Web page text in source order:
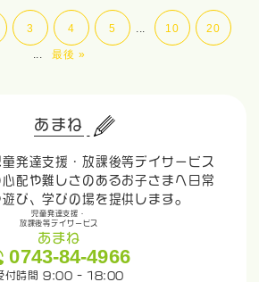
3 4 5 ... 10 20
... 最後 »
あまね
発達支援・放課後等デイサービス
配や難しさのあるお子さまへ日常
び、学びの場を提供します。
児童発達支援・
放課後等デイサービス
あまね
0743-84-4966
付時間 9:00 - 18:00